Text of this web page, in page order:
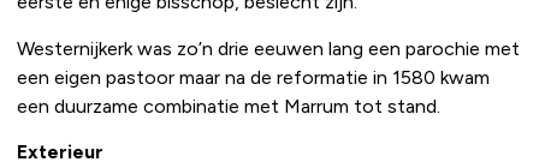
Westernijkerk was zo’n drie eeuwen lang een parochie met
een eigen pastoor maar na de reformatie in 1580 kwam
een duurzame combinatie met Marrum tot stand.
Exterieur